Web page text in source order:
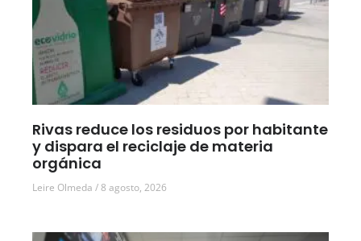
Rivas reduce los residuos por habitante
y dispara el reciclaje de materia
orgánica
Leire Olmeda 8 agosto, 2026